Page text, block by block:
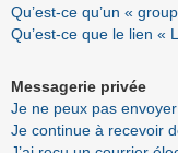
Qu’est-ce qu’un «
Qu’est-ce que le lien «
Messagerie privée
Je ne peux pas
Je continue à recevoir